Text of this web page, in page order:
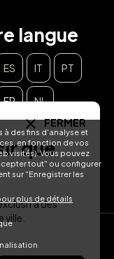
à des fins d'analyse et
en fonction de vos
visités). Vous pouvez
tout" ou configurer
sur "Enregistrer les
plus de détails
langue
ES IT PT
FR NL
FERMER
que
à des